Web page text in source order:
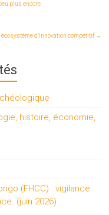
plus encore
écosystème d’innovation compétitif →
histoire, économie,
(FHCC) : vigilance
(juin 2026)